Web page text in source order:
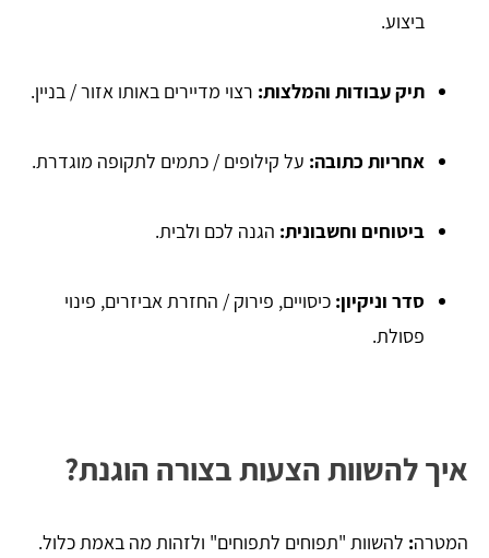
ביצוע.
תיק עבודות והמלצות: רצוי מדיירים באותו אזור / בניין.
אחריות כתובה: על קילופים / כתמים לתקופה מוגדרת.
ביטוחים וחשבונית: הגנה לכם ולבית.
סדר וניקיון: כיסויים, פירוק / החזרת אביזרים, פינוי
פסולת.
איך להשוות הצעות בצורה הוגנת?
המטרה: להשוות "תפוחים לתפוחים" ולזהות מה באמת כלול.